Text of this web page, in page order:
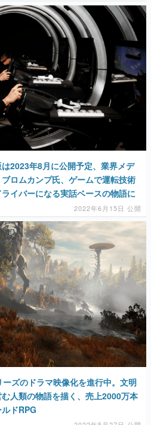
は2023年8月に公開予定、業界メデ
ロムカンプ氏、ゲームで運転技術
イバーになる実話ベースの物語に
2022年6月15日 公開
ズのドラマ映像化を進行中。文明
人類の物語を描く、売上2000万本
ドRPG